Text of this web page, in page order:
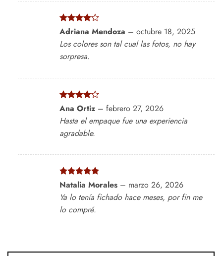
Valorado
5
Adriana Mendoza – octubre 18, 2025
Los colores son tal cual las fotos, no hay
sorpresa.
Valorado
de
5
Ana Ortiz – febrero 27, 2026
Hasta el empaque fue una experiencia
agradable.
Valorado
con
Natalia Morales – marzo 26, 2026
Ya lo tenía fichado hace meses, por fin me
lo compré.